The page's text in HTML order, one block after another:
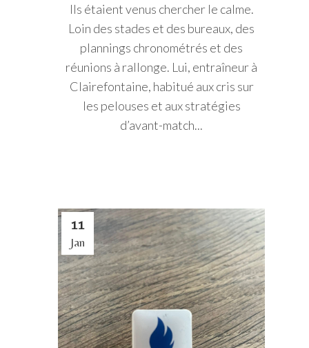
Ils étaient venus chercher le calme.
Loin des stades et des bureaux, des
plannings chronométrés et des
réunions à rallonge. Lui, entraîneur à
Clairefontaine, habitué aux cris sur
les pelouses et aux stratégies
d’avant-match...
11
Jan